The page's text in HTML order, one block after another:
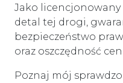
Jako
detal tej drogi,
bezpieczeństwo
oraz oszczędność
Poznaj mój